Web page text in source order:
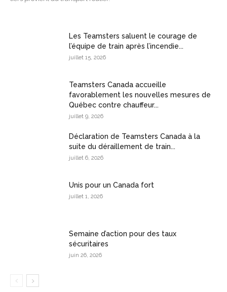
Les Teamsters saluent le courage de
l’équipe de train après l’incendie...
juillet 15, 2026
Teamsters Canada accueille
favorablement les nouvelles mesures de
Québec contre chauffeur...
juillet 9, 2026
Déclaration de Teamsters Canada à la
suite du déraillement de train...
juillet 6, 2026
Unis pour un Canada fort
juillet 1, 2026
Semaine d’action pour des taux
sécuritaires
juin 26, 2026